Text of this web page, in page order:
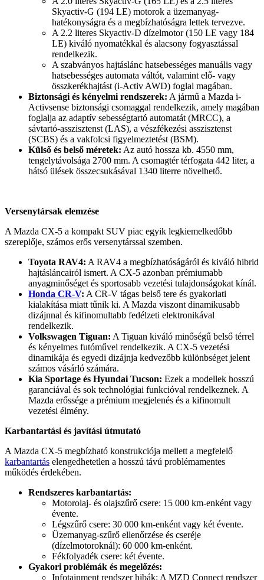
Skyactiv-G (194 LE) motorok a üzemanyag-
hatékonyságra és a megbízhatóságra lettek tervezve.
A 2.2 literes Skyactiv-D dízelmotor (150 LE vagy 184
LE) kiváló nyomatékkal és alacsony fogyasztással
rendelkezik.
A szabványos hajtáslánc hatsebességes manuális vagy
hatsebességes automata váltót, valamint elő- vagy
összkerékhajtást (i-Activ AWD) foglal magában.
Biztonsági és kényelmi rendszerek: A jármű a Mazda i-
Activsense biztonsági csomaggal rendelkezik, amely magában
foglalja az adaptív sebességtartó automatát (MRCC), a
sávtartó-asszisztenst (LAS), a vészfékezési asszisztenst
(SCBS) és a vakfolcsi figyelmeztetést (BSM).
Külső és belső méretek: Az autó hossza kb. 4550 mm,
tengelytávolsága 2700 mm. A csomagtér térfogata 442 liter, a
hátsó ülések összecsukásával 1340 literre növelhető.
Versenytársak elemzése
A Mazda CX-5 a kompakt SUV piac egyik legkiemelkedőbb
szereplője, számos erős versenytárssal szemben.
Toyota RAV4: A RAV4 a megbízhatóságáról és kiváló hibrid
hajtásláncairól ismert. A CX-5 azonban prémiumabb
anyagminőséget és sportosabb vezetési tulajdonságokat kínál.
Honda CR-V: A CR-V tágas belső tere és gyakorlati
kialakítása miatt tűnik ki. A Mazda viszont dinamikusabb
dizájnnal és kifinomultabb fedélzeti elektronikával
rendelkezik.
Volkswagen Tiguan: A Tiguan kiváló minőségű belső térrel
és kényelmes futóművel rendelkezik. A CX-5 vezetési
dinamikája és egyedi dizájnja kedvezőbb különbséget jelent
számos vásárló számára.
Kia Sportage és Hyundai Tucson: Ezek a modellek hosszú
garanciával és sok technológiai funkcióval rendelkeznek. A
Mazda erőssége a prémium megjelenés és a kifinomult
vezetési élmény.
Karbantartási és javítási útmutató
A Mazda CX-5 megbízható konstrukciója mellett a megfelelő
karbantartás elengedhetetlen a hosszú távú problémamentes
működés érdekében.
Rendszeres karbantartás:
Motorolaj- és olajszűrő csere: 15 000 km-enként vagy
évente.
Légszűrő csere: 30 000 km-enként vagy két évente.
Üzemanyag-szűrő ellenőrzése és cseréje
(dízelmotoroknál): 60 000 km-enként.
Fékfolyadék csere: két évente.
Gyakori problémák és megelőzés:
Infotainment rendszer hibák: A MZD Connect rendszer